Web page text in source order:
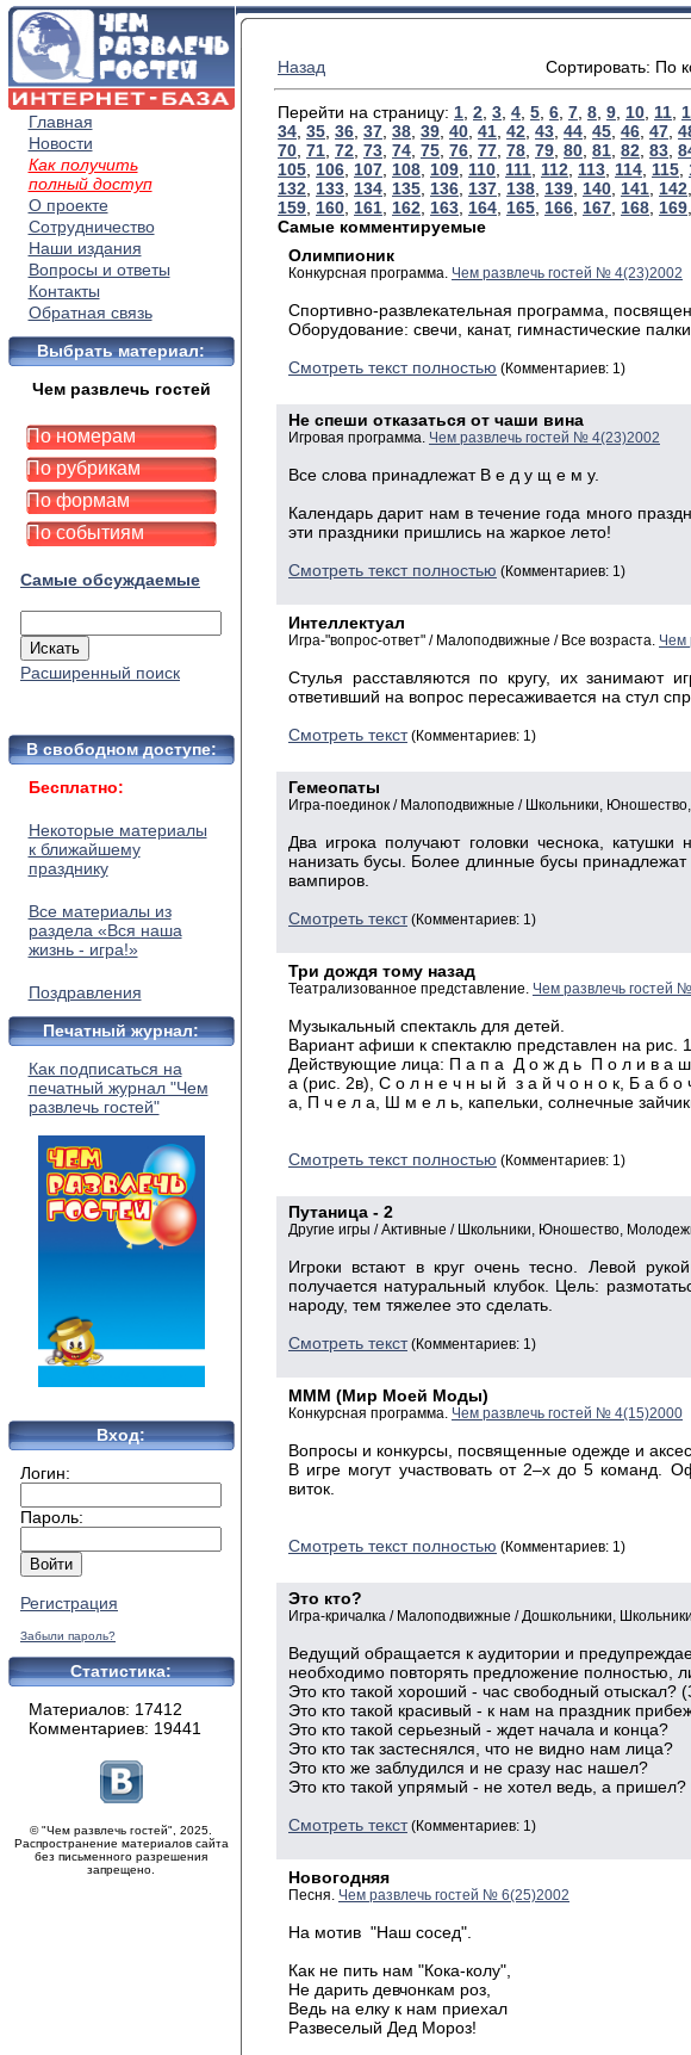
Главная
Новости
Как получить
полный доступ
О проекте
Сотрудничество
Наши издания
Вопросы и ответы
Контакты
Обратная связь
Выбрать материал:
Чем развлечь гостей
По номерам
По рубрикам
По формам
По событиям
Самые обсуждаемые
Расширенный поиск
В свободном доступе:
Бесплатно:
Некоторые материалы
к ближайшему
празднику
Все материалы из
раздела «Вся наша
жизнь - игра!»
Поздравления
Печатный журнал:
Как подписаться на
печатный журнал "Чем
развлечь гостей"
Вход:
Логин:
Пароль:
Регистрация
Забыли пароль?
Статистика:
Материалов: 17412
Комментариев: 19441
© "Чем развлечь гостей", 2025.
Распространение материалов сайта
без письменного разрешения
запрещено.
Назад Сортировать: По
Перейти на страницу: 1 2 3 4 5 6 7 8 9 10 11
34 35 36 37 38 39 40 41 42 43 44 45 46 47
70 71 72 73 74 75 76 77 78 79 80 81 82 83
105 106 107 108 109 110 111 112 113 114 115
132 133 134 135 136 137 138 139 140 141 142
159 160 161 162 163 164 165 166 167 168 169
Самые комментируемые
Олимпионик
Конкурсная программа. Чем развлечь гостей № 4(23)2002
Спортивно-развлекательная программа,
Оборудование: свечи, канат, гимнастические палки.
Смотреть текст полностью (Комментариев: 1)
Не спеши отказаться от чаши вина
Игровая программа. Чем развлечь гостей № 4(23)2002
Все слова принадлежат В е д у щ е м у.
Календарь дарит нам в течение года много
эти праздники пришлись на жаркое лето!
Смотреть текст полностью (Комментариев: 1)
Интеллектуал
Игра-"вопрос-ответ" / Малоподвижные / Все возраста. Чем
Стулья расставляются по кругу, их занимают
ответивший на вопрос пересаживается на стул
Смотреть текст(Комментариев: 1)
Гемеопаты
Игра-поединок / Малоподвижные / Школьники,
Два игрока получают головки чеснока, катушки
нанизать бусы. Более длинные бусы
вампиров.
Смотреть текст(Комментариев: 1)
Три дождя тому назад
Театрализованное представление. Чем развлечь гостей
Музыкальный спектакль для детей.
Вариант афиши к спектаклю представлен на рис. 1.
Действующие лица: П а п а Д о ж д ь П о л и в а
а (рис. 2в), С о л н е ч н ы й з а й ч о н о к, Б а б
а, П ч е л а, Ш м е л ь, капельки, солнечные
Смотреть текст полностью (Комментариев: 1)
Путаница - 2
Другие игры / Активные / Школьники, Юношество,
Игроки встают в круг очень тесно. Левой
получается натуральный клубок. Цель:
народу, тем тяжелее это сделать.
Смотреть текст(Комментариев: 1)
МММ (Мир Моей Моды)
Конкурсная программа. Чем развлечь гостей № 4(15)2000
Вопросы и конкурсы, посвященные одежде и
В игре могут участвовать от 2–х до 5 команд.
виток.
Смотреть текст полностью (Комментариев: 1)
Это кто?
Игра-кричалка / Малоподвижные / Дошкольники,
Ведущий обращается к аудитории и
необходимо повторять предложение полностью,
Это кто такой хороший - час свободный отыскал?
Это кто такой красивый - к нам на праздник
Это кто такой серьезный - ждет начала и конца?
Это кто так застеснялся, что не видно нам лица?
Это кто же заблудился и не сразу нас нашел?
Это кто такой упрямый - не хотел ведь, а пришел?
Смотреть текст(Комментариев: 1)
Новогодняя
Песня. Чем развлечь гостей № 6(25)2002
На мотив "Наш сосед".
Как не пить нам "Кока-колу",
Не дарить девчонкам роз,
Ведь на елку к нам приехал
Развеселый Дед Мороз!